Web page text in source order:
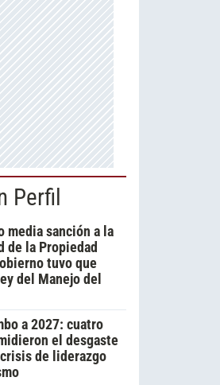
Perfil
media sanción a la
de la Propiedad
tuvo que
del Manejo del
a 2027: cuatro
el desgaste
de liderazgo